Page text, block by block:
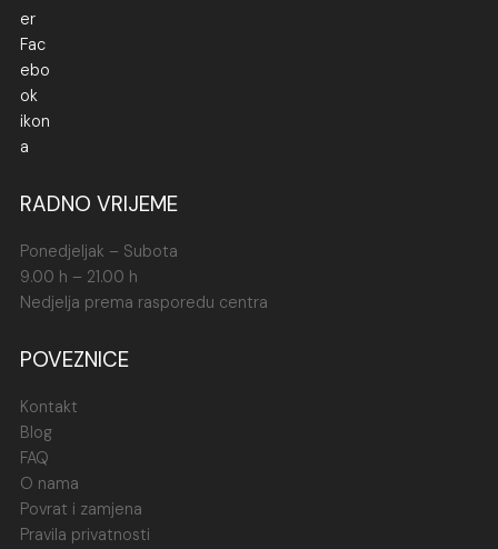
RADNO VRIJEME
Ponedjeljak – Subota
9.00 h – 21.00 h
Nedjelja prema rasporedu centra
POVEZNICE
Kontakt
Blog
FAQ
O nama
Povrat i zamjena
Pravila privatnosti